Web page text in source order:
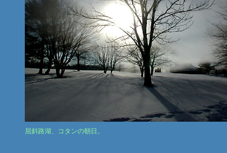
屈斜路湖、コタンの朝日。